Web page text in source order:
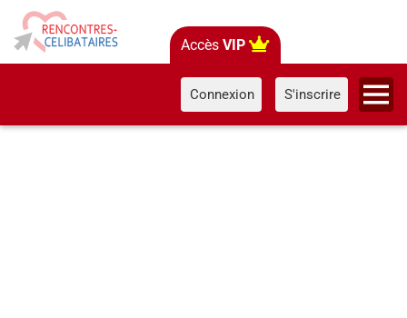
Accès VIP
Connexion S'inscrire